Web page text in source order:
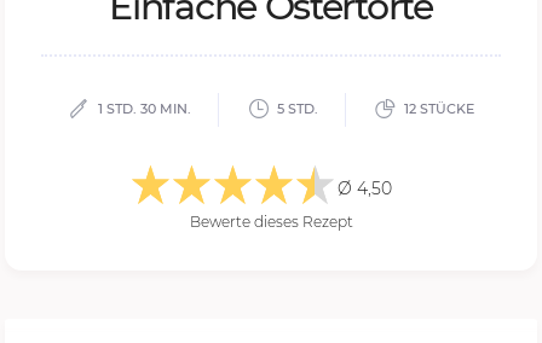
1 STD. 30 MIN. 5 STD. 12 STÜCKE
Ø 4,50
Bewerte dieses Rezept